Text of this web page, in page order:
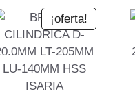
¡oferta!